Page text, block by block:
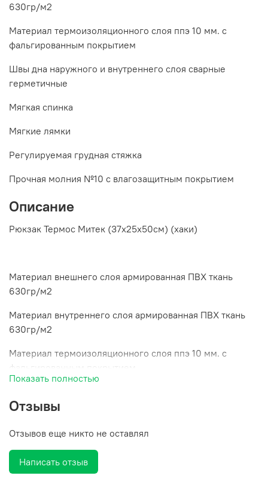
630гр/м2
Материал термоизоляционного слоя ппэ 10 мм. с
фальгированным покрытием
Швы дна наружного и внутреннего слоя сварные
герметичные
Мягкая спинка
Мягкие лямки
Регулируемая грудная стяжка
Прочная молния №10 с влагозащитным покрытием
Описание
Рюкзак Термос Митек (37х25х50см) (хаки)
Материал внешнего слоя армированная ПВХ ткань
630гр/м2
Материал внутреннего слоя армированная ПВХ ткань
630гр/м2
Материал термоизоляционного слоя ппэ 10 мм. с
фальгированным покрытием
герметичные
Мягкая спинка
Мягкие лямки
Регулируемая грудная стяжка
Показать полностью
Отзывы
Отзывов еще никто не оставлял
Написать отзыв